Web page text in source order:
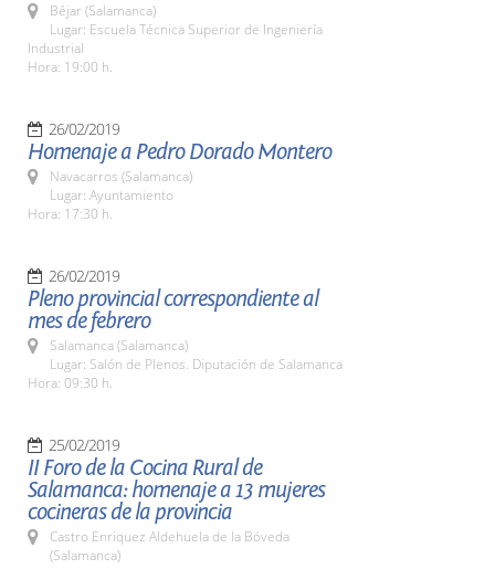
Béjar (Salamanca)
Lugar: Escuela Técnica Superior de Ingeniería
Industrial
Hora: 19:00 h.
26/02/2019
Homenaje a Pedro Dorado Montero
Navacarros (Salamanca)
Lugar: Ayuntamiento
Hora: 17:30 h.
26/02/2019
Pleno provincial correspondiente al
mes de febrero
Salamanca (Salamanca)
Lugar: Salón de Plenos. Diputación de Salamanca
Hora: 09:30 h.
25/02/2019
II Foro de la Cocina Rural de
Salamanca: homenaje a 13 mujeres
cocineras de la provincia
Castro Enriquez Aldehuela de la Bóveda
(Salamanca)